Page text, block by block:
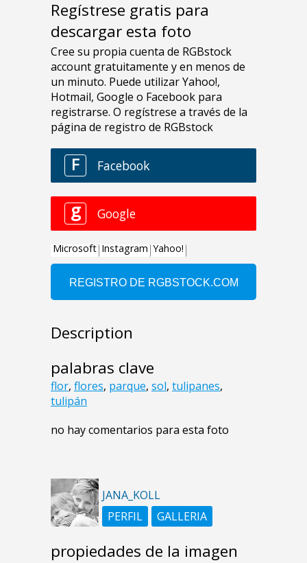
Regístrese gratis para
descargar esta foto
Description
palabras clave
flor, flores, parque, sol, tulipanes,
tulipán
no hay comentarios para esta foto
JANA_KOLL
PERFIL
GALLERIA
propiedades de la imagen